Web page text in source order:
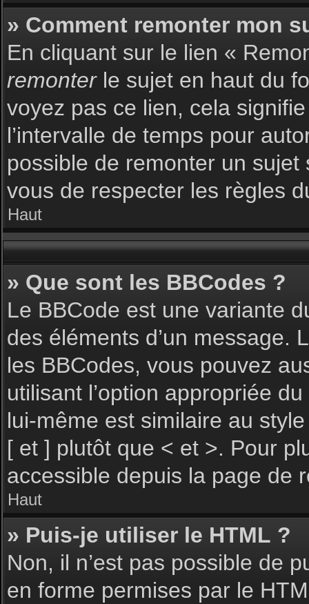
» Comment remonter mon
En cliquant sur le lien «
remonterle sujet en haut du
voyez pas ce lien, cela
l’intervalle de temps pour
possible de remonter un
vous de respecter les règles
Haut
» Que sont les BBCodes ?
Le BBCode est une variante
des éléments d’un message.
les BBCodes, vous pouvez
utilisant l’option appropriée
lui-même est similaire au
[ et ] plutôt que < et >. Pour
accessible depuis la page de
Haut
» Puis-je utiliser le HTML ?
Non, il n’est pas possible de
en forme permises par le